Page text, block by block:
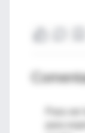
Para